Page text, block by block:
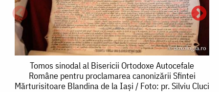
Tomos
sinodal
Tomos sinodal al Bisericii Ortodoxe Autocefale
Române pentru proclamarea canonizării Sfintei
Mărturisitoare Blandina de la Iași / Foto: pr. Silviu Cluci